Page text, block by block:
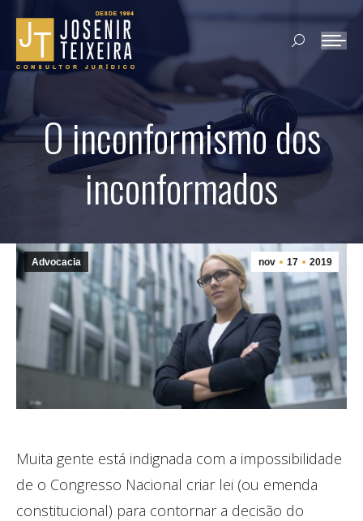
Search:
O inconformismo dos
inconformados
nov 17 2019
Advocacia
Muita gente está indignada com a impossibilidade
de o Congresso Nacional criar lei (ou emenda
constitucional) para contornar a decisão do